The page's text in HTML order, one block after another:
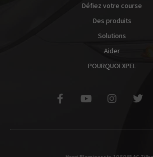
Défiez votre course
Des produits
Solutions
Aider
POURQUOI XPEL